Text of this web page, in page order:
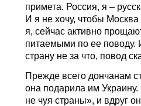
примета. Россия, я –
И я не хочу, чтобы
я, сейчас активно
питаемыми по ее поводу.
страну не за что, повод
Прежде всего дончанам
она подарила им
не чуя страны», и вдруг